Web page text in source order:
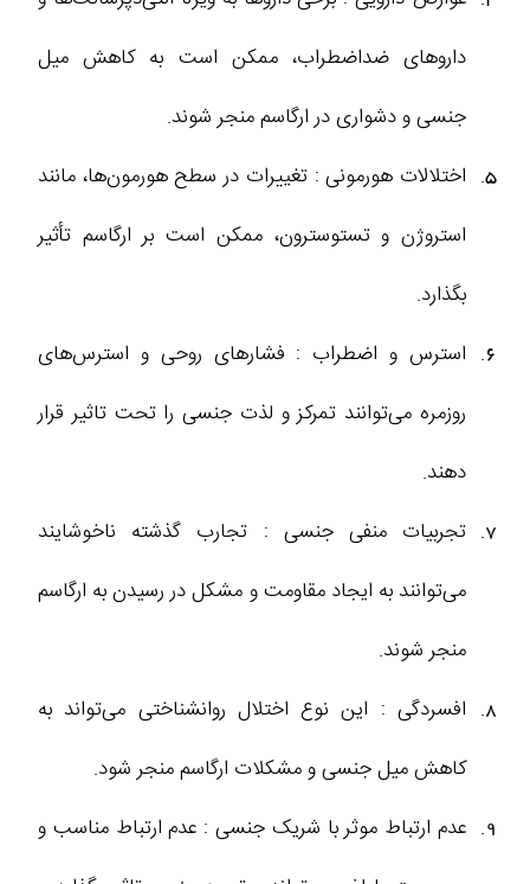
داروهای ضداضطراب، ممکن است به کاهش میل
جنسی و دشواری در ارگاسم منجر شوند.
اختلالات هورمونی : تغییرات در سطح هورمون‌ها، مانند
استروژن و تستوسترون، ممکن است بر ارگاسم تأثیر
بگذارد.
استرس و اضطراب : فشارهای روحی و استرس‌های
روزمره می‌توانند تمرکز و لذت جنسی را تحت تاثیر قرار
دهند.
تجربیات منفی جنسی : تجارب گذشته ناخوشایند
می‌توانند به ایجاد مقاومت و مشکل در رسیدن به ارگاسم
منجر شوند.
افسردگی : این نوع اختلال روانشناختی می‌تواند به
کاهش میل جنسی و مشکلات ارگاسم منجر شود.
عدم ارتباط موثر با شریک جنسی : عدم ارتباط مناسب و